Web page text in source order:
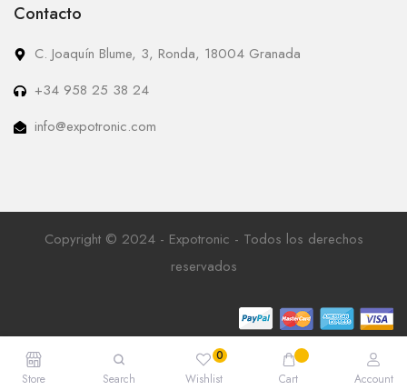
Contacto
C. Joaquín Blume, 3, Ronda, 18004 Granada
+34 958 25 38 24
info@expotronic.com
Copyright © 2024 - Expotronic - Todos los derechos
reservados
Store Search Wishlist Cart Account